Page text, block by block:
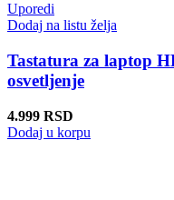
Uporedi
Dodaj na listu želja
Tastatura za laptop
osvetljenje
4.999 RSD
Dodaj u korpu